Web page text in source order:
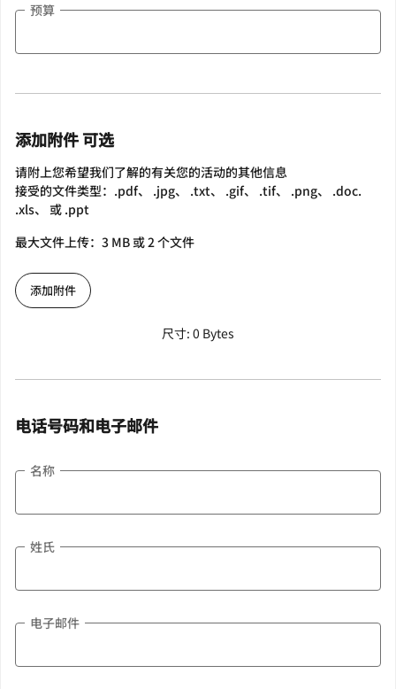
预算
添加附件 可选
请附上您希望我们了解的有关您的活动的其他信息
接受的文件类型：.pdf、 .jpg、 .txt、 .gif、 .tif、 .png、 .doc.
.xls、 或 .ppt
最大文件上传：3 MB 或 2 个文件
添加附件
尺寸: 0 Bytes
电话号码和电子邮件
名称
姓氏
电子邮件